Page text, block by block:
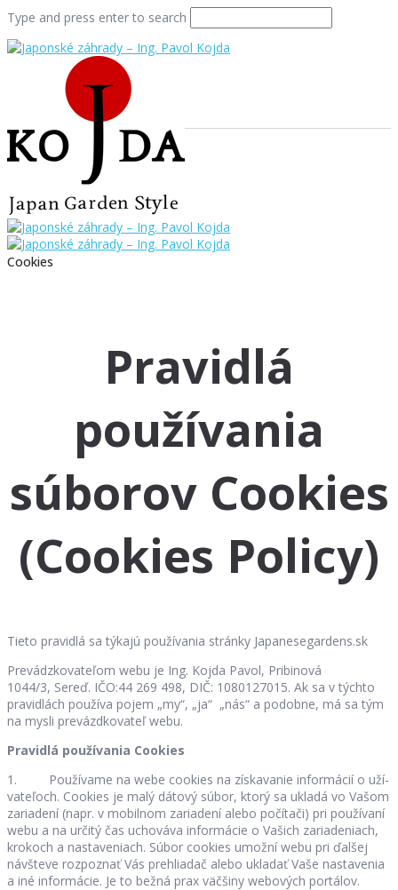
Type and press enter to search
Cookies
Pravidlá
používania
súborov Cookies
(Cookies Policy)
Tieto pra­vidlá sa tý­kajú po­u­ží­va­nia stránky Japanesegardens.sk
Pre­vádz­ko­va­te­ľom webu je Ing. Kojda Pavol, Pribinová
1044/3, Sereď. IČO:44 269 498, DIČ: 1080127015. Ak sa v týchto
pra­vid­lách po­u­žíva po­jem „my“, „ja“ „nás“ a podobne, má sa tým
na mysli prevázdkovateľ webu.
Pra­vidlá po­u­ží­va­nia Co­okies
1. Používame na webe co­okies na zís­ka­va­nie in­for­má­cií o uží­
va­te­ľoch. Co­okies je malý dá­tový sú­bor, ktorý sa ukladá vo Va­šom
za­ria­dení (napr. v mo­bil­nom za­ria­dení alebo po­čí­tači) pri po­u­ží­vaní
webu a na ur­čitý čas ucho­váva in­for­má­cie o Va­šich za­ria­de­niach,
kro­koch a na­sta­ve­niach. Sú­bor co­okies umožní webu pri ďal­šej
náv­števe roz­poz­nať Vás pre­hlia­dač alebo ukla­dať Vaše na­sta­ve­nia
a iné in­for­má­cie. Je to bežná prax väč­šiny we­bo­vých por­tá­lov.